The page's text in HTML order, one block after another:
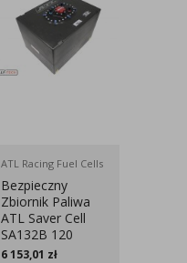
ATL Racing Fuel Cells
Bezpieczny
Zbiornik Paliwa
ATL Saver Cell
SA132B 120
Litrów
6 153,01 zł